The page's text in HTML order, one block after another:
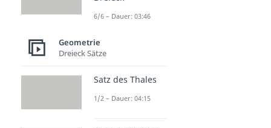
6/6 – Dauer: 03:46
Geometrie
Dreieck Sätze
Satz des Thales
1/2 – Dauer: 04:15